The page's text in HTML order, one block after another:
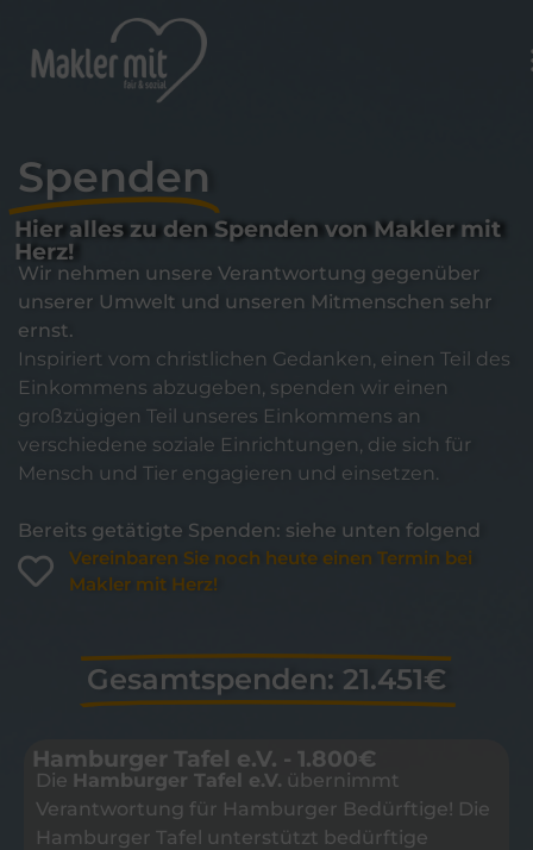
Spenden
Hier alles zu den Spenden von Makler mit
Herz!
Wir nehmen unsere Verantwortung gegenüber
unserer Umwelt und unseren Mitmenschen sehr
ernst.
Inspiriert vom christlichen Gedanken, einen Teil des
Einkommens abzugeben, spenden wir einen
großzügigen Teil unseres Einkommens an
verschiedene soziale Einrichtungen, die sich für
Mensch und Tier engagieren und einsetzen.
Bereits getätigte Spenden: siehe unten folgend
Vereinbaren Sie noch heute einen Termin bei
Makler mit Herz!
Gesamtspenden: 21.451€
Hamburger Tafel e.V. - 1.800€
Die Hamburger Tafel e.V. übernimmt
Verantwortung für Hamburger Bedürftige! Die
Hamburger Tafel unterstützt bedürftige